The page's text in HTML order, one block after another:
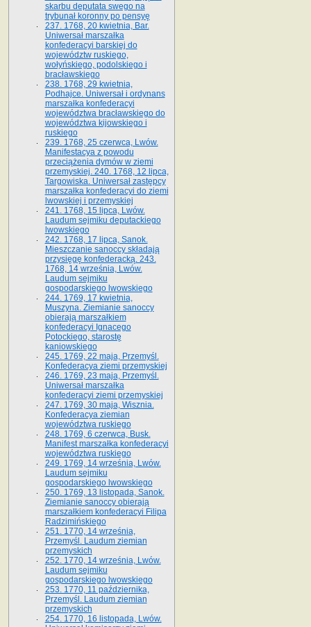
skarbu deputata swego na
trybunał koronny po pensyę
237. 1768, 20 kwietnia, Bar.
Uniwersał marszałka
konfederacyi barskiej do
województw ruskiego,
wołyńskiego, podolskiego i
bracławskiego
238. 1768, 29 kwietnia,
Podhajce. Uniwersał i ordynans
marszałka konfederacyi
województwa bracławskiego do
wo­jewództwa kijowskiego i
ruskiego
239. 1768, 25 czerwca, Lwów.
Manifestacya z powodu
przeciążenia dymów w ziemi
przemyskiej. 240. 1768, 12 lipca,
Targowiska. Uniwersał zastępcy
marszałka konfederacyi do ziemi
lwowskiej i przemyskiej
241. 1768, 15 lipca, Lwów.
Laudum sejmiku deputackiego
lwowskiego
242. 1768, 17 lipca, Sanok.
Mieszczanie sanoccy składają
przysięgę konfederacką. 243.
1768, 14 września, Lwów.
Laudum sejmiku
gospodarskiego lwowskiego
244. 1769, 17 kwietnia,
Muszyna. Ziemianie sanoccy
obierają marszałkiem
konfederacyi Ignacego
Potockiego, starostę
kaniowskiego
245. 1769, 22 maja, Przemyśl.
Konfederacya ziemi przemyskiej
246. 1769, 23 maja, Przemyśl.
Uniwersał marszałka
konfederacyi ziemi przemyskiej
247. 1769, 30 maja, Wisznia.
Konfederacya ziemian
województwa ruskiego
248. 1769, 6 czerwca, Busk.
Manifest marszałka konfederacyi
województwa ruskiego
249. 1769, 14 września, Lwów.
Laudum sejmiku
gospodarskiego lwowskiego
250. 1769, 13 listopada, Sanok.
Ziemianie sanoccy obierają
marszałkiem konfederacyi Filipa
Radzimińskiego
251. 1770, 14 września,
Przemyśl. Laudum ziemian
przemyskich
252. 1770, 14 września, Lwów.
Laudum sejmiku
gospodarskiego lwowskiego
253. 1770, 11 października,
Przemyśl. Laudum ziemian
przemyskich
254. 1770, 16 listopada, Lwów.